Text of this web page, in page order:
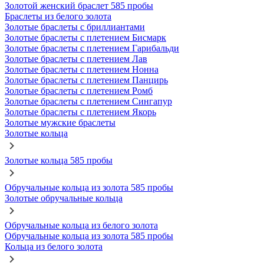
Золотой женский браслет 585 пробы
Браслеты из белого золота
Золотые браслеты с бриллиантами
Золотые браслеты с плетением Бисмарк
Золотые браслеты с плетением Гарибальди
Золотые браслеты с плетением Лав
Золотые браслеты с плетением Нонна
Золотые браслеты с плетением Панцирь
Золотые браслеты с плетением Ромб
Золотые браслеты с плетением Сингапур
Золотые браслеты с плетением Якорь
Золотые мужские браслеты
Золотые кольца
Золотые кольца 585 пробы
Обручальные кольца из золота 585 пробы
Золотые обручальные кольца
Обручальные кольца из белого золота
Обручальные кольца из золота 585 пробы
Кольца из белого золота